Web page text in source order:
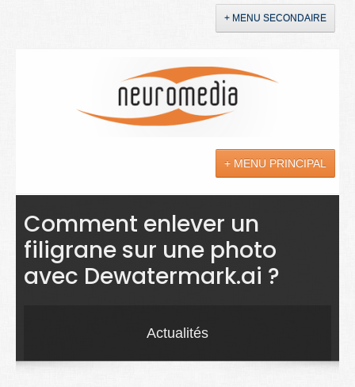
+ MENU SECONDAIRE
+ MENU PRINCIPAL
Actualités
Sciences
Maladies
Comment enlever un
filigrane sur une photo
avec Dewatermark.ai ?
Actualités